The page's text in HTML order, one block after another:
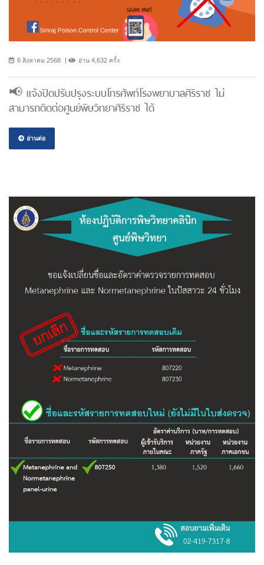
6 สิงหาคม 2568 อ่าน 4,632 ครั้ง
📢 แจ้งปิดปรับปรุงระบบโทรศัพท์โรงพยาบาลศิริราช ไม่
สามารถติดต่อศูนย์พิษวิทยาศิริราช ได้
อ่านต่อ